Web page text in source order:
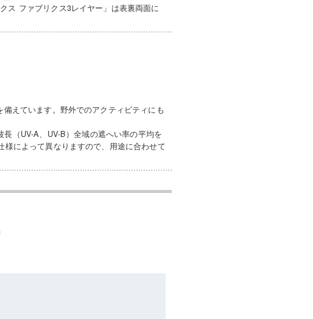
ス ファブリクス3レイヤー」は表裏両面に
えています。野外でのアクティビティにも
（UV-A、UV-B）全域の遮へい率の平均を
によって異なりますので、用途に合わせて